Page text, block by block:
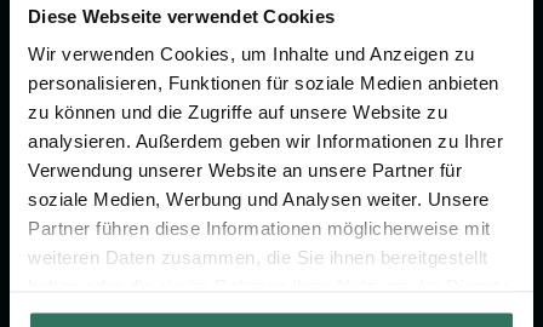
Diese Webseite verwendet Cookies
Wir verwenden Cookies, um Inhalte und Anzeigen zu
personalisieren, Funktionen für soziale Medien anbieten
zu können und die Zugriffe auf unsere Website zu
analysieren. Außerdem geben wir Informationen zu Ihrer
Verwendung unserer Website an unsere Partner für
soziale Medien, Werbung und Analysen weiter. Unsere
Partner führen diese Informationen möglicherweise mit
weiteren Daten zusammen, die Sie ihnen bereitgestellt
gesammelt haben.
FÜR SIE
Vergleich
Ratgeber
Verzeichnis
FÜR BESTATTER
Online-Portal
Kostenlos registrieren